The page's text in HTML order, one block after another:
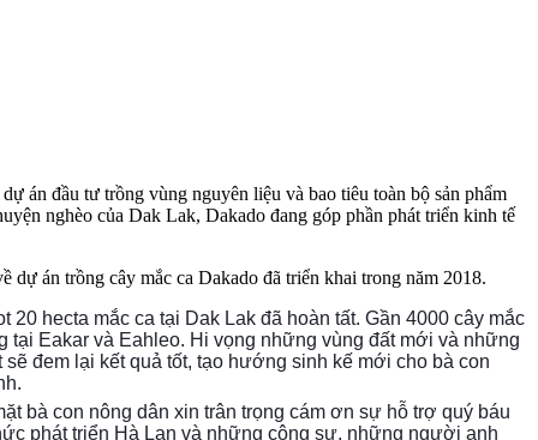
án đầu tư trồng vùng nguyên liệu và bao tiêu toàn bộ sản phẩm
nghèo của Dak Lak, Dakado đang góp phần phát triển kinh tế
dự án trồng cây mắc ca Dakado đã triển khai trong năm 2018.
20 hecta mắc ca tại Dak Lak đã hoàn tất. Gần 4000 cây mắc
tại Eakar và Eahleo. Hi vọng những vùng đất mới và những
đem lại kết quả tốt, tạo hướng sinh kế mới cho bà con
bà con nông dân xin trân trọng cám ơn sự hỗ trợ quý báu
phát triển Hà Lan và những cộng sự, những người anh